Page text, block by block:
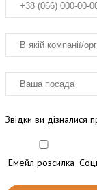
Звідки ви дізналися
Емейл розсилка